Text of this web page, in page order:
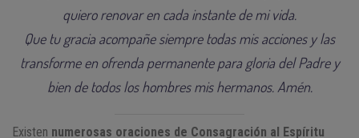
quiero renovar en cada instante de mi vida.
Que tu gracia acompañe siempre todas mis acciones y las
transforme en ofrenda permanente para gloria del Padre y
bien de todos los hombres mis hermanos. Amén.
Existen numerosas oraciones de Consagración al Espíritu